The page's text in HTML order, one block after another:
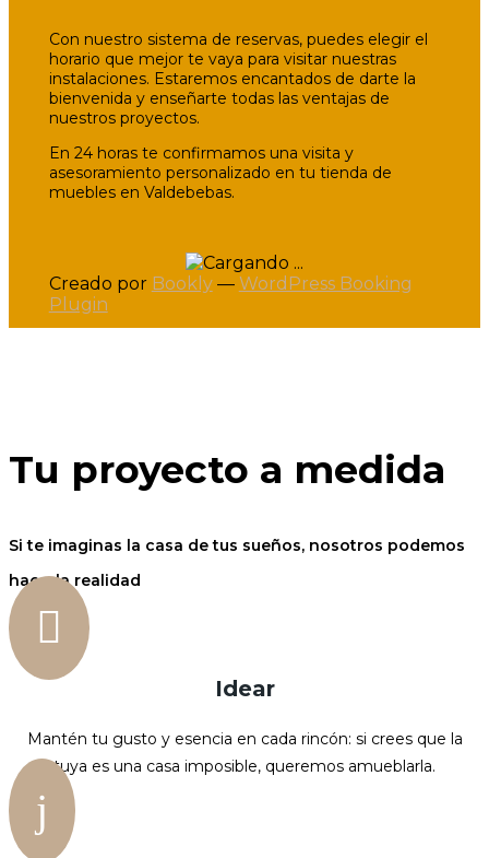
Con nuestro sistema de reservas, puedes elegir el
horario que mejor te vaya para visitar nuestras
instalaciones. Estaremos encantados de darte la
bienvenida y enseñarte todas las ventajas de
nuestros proyectos.
En 24 horas te confirmamos una visita y
asesoramiento personalizado en tu tienda de
muebles en Valdebebas.
Creado por Bookly— WordPress Booking
Plugin
Tu proyecto a medida
Si te imaginas la casa de tus sueños, nosotros podemos
hacerla realidad

Idear
Mantén tu gusto y esencia en cada rincón: si crees que la
tuya es una casa imposible, queremos amueblarla.
j